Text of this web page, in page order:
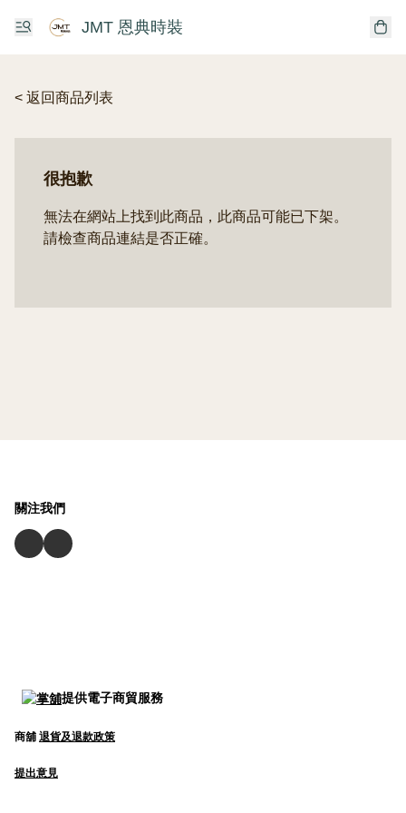
JMT 恩典時裝
< 返回商品列表
很抱歉
無法在網站上找到此商品，此商品可能已下架。
請檢查商品連結是否正確。
關注我們
提供電子商貿服務
商舖 退貨及退款政策
提出意見